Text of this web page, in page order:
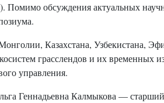
Помимо обсуждения актуальных
Казахстана, Узбекистана,
грасслендов и их временных
управления.
Геннадьевна Калмыкова —